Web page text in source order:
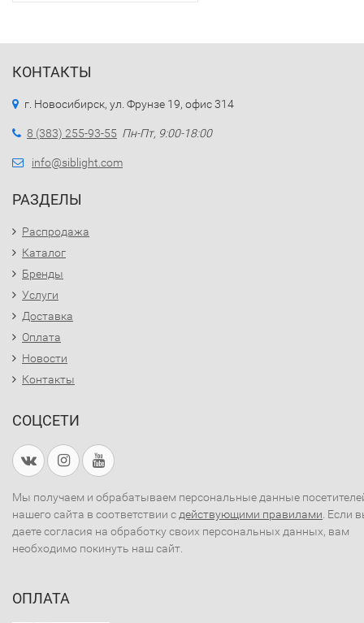
КОНТАКТЫ
г. Новосибирск, ул. Фрунзе 19, офис 314
8 (383) 255-93-55 Пн-Пт, 9:00-18:00
info@siblight.com
РАЗДЕЛЫ
Распродажа
Каталог
Бренды
Услуги
Доставка
Оплата
Новости
Контакты
СОЦСЕТИ
Мы получаем и обрабатываем персональные данные
нашего сайта в соответствии с действующими правилами . Если
даете согласия на обработку своих персональных данных, вам
необходимо покинуть наш сайт.
ОПЛАТА